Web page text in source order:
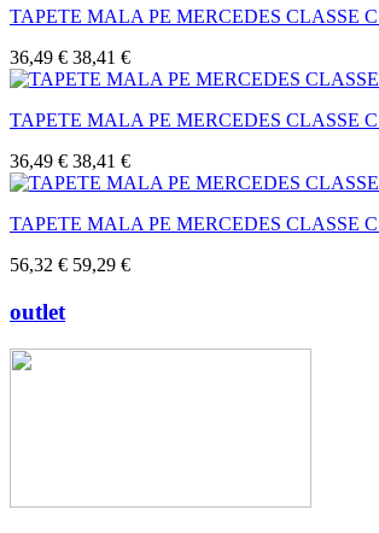
TAPETE MALA PE MERCEDES CLASSE C
36,49 € 38,41 €
TAPETE MALA PE MERCEDES CLASSE C
36,49 € 38,41 €
TAPETE MALA PE MERCEDES CLASSE
56,32 € 59,29 €
outlet